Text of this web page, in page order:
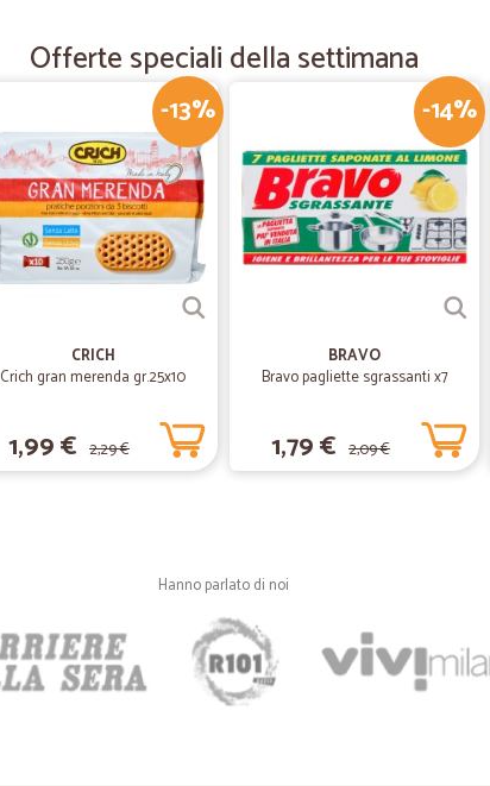
Tutto bene il prodotto buono
altre volte avevano subito dei danni
—Liliana N.
Sacchetti Gello formato
Ho trovato il prodotto che ormai
spedizione e un po' alto , in resto
Veramente ottimo!
verdura bella. Il tutto arrivato
effettuata con cura.
Veloci nella consegna
—
Offerte speciali della settimana
-13%
CRICH
Crich gran merenda gr.25x10
1,99 € 2,29 €
-14%
BRAVO
Bravo pagliette sgrassanti x7
1,79 € 2,09 €
Hanno parlato di noi